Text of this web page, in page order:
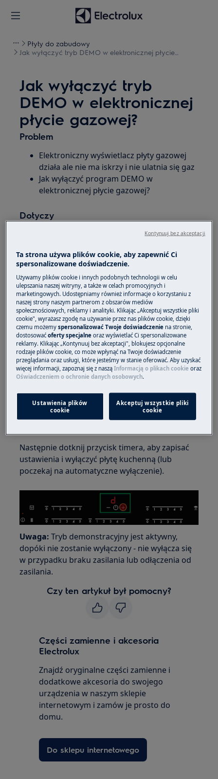
Płyty do zabudowy
Jak wyłączyć tryb DEMO w elektronicznej płycie
Jak wyłączyć tryb
DEMO w elektronicznej
płycie gazowej?
Problem
Elektroniczny wyświetlacz płyty gazowej
działa ale nie ma iskrzy i nie ulatnia się gaz
Jak wyłączyć program DEMO w
elektronicznej płycie gazowej?
Dotyczy
Rozwiązanie
1. Dotknij przycisk włączania / wyłączania
przez 3 sekundy, aż wyświetlacz zostanie
wyłączony.
Dotknij przycisk "Hob2Hood" przez 3
sekundy, aż wyświetlacz timera zostanie
włączony.
Gdy włączony jest tryb demo, na
wyświetlaczu pojawi się „do”.
Następnie dotknij przycisk timera, aby zapisać
ustawienia i wyłączyć płytę kuchenną (lub
poczekaj na automatyczne wyłączenie).
Uwaga: Tryb demonstracyjny jest aktywny,
dopóki nie zostanie wyłączony - nie wyłącza się
w przypadku braku zasilania lub odłączenia od
zasilania.
Czy ten artykuł był pomocny?
Części zamienne i akcesoria
Electrolux
Znajdź oryginalne części zamienne i
dodatkowe akcesoria do swojego
urządzenia w naszym sklepie
internetowym i zamów je prosto do
domu.
Do sklepu internetowego
Ta strona używa plików cookie, aby zapewnić Ci
spersonalizowane doświadczenie.
Używamy plików cookie i innych podobnych technologii w celu
ulepszania naszej witryny, a także w celach promocyjnych i
marketingowych. Udostępniamy również informacje o korzystaniu z
naszej strony naszym partnerom z obszarów mediów
społecznościowych, reklamy i analityki. Klikając „Akceptuj wszystkie pliki
cookie", wyrażasz zgodę na używanie przez nas plików cookie, dzięki
czemu możemyspersonalizować Twoje doświadczenie na stronie,
dostosowaćoferty specjalne oraz wyświetlać Ci spersonalizowane
reklamy. Klikając „Kontynuuj bez akceptacji", blokujesz opcjonalne
rodzaje plików cookie, co może wpłynąć na Twoje doświadczenie
przeglądania oraz usługi, które jesteśmy w stanie oferować. Aby uzyskać
więcej informacji, zapoznaj się z nasząInformacją o plikach cookie oraz
Oświadczeniem o ochronie danych osobowych.
Ustawienia plików
cookie
Akceptuj wszystkie pliki
cookie
Kontynuuj bez akceptacji